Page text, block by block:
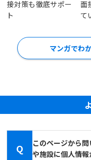
接対策も徹底サポー
ト
面
て
マンガでわ
Q
このページから
や施設に個人情